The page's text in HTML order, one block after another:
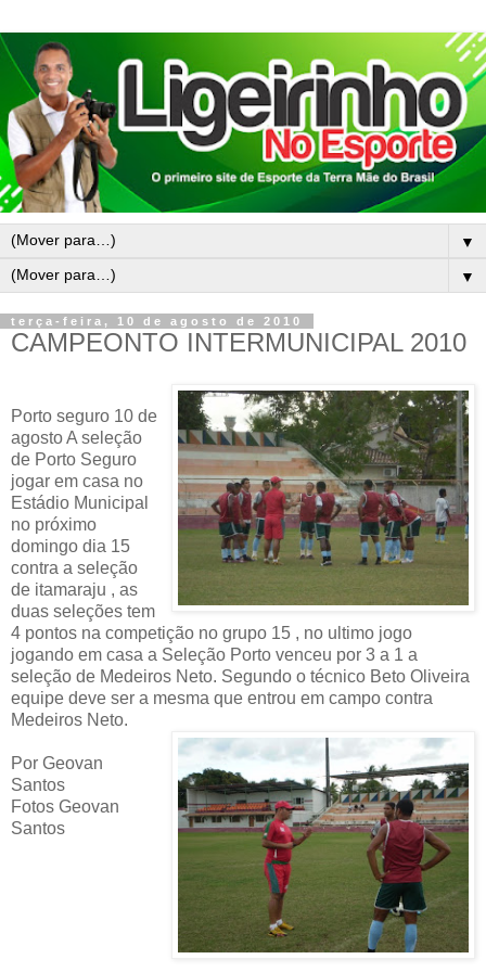
▼
▼
terça-feira, 10 de agosto de 2010
CAMPEONTO INTERMUNICIPAL 2010
Porto seguro 10 de
agosto A seleção
de Porto Seguro
jogar em casa no
Estádio Municipal
no próximo
domingo dia 15
contra a seleção
de itamaraju , as
duas seleções tem
4 pontos na competição no grupo 15 , no ultimo jogo
jogando em casa a Seleção Porto venceu por 3 a 1 a
seleção de Medeiros Neto. Segundo o técnico Beto Oliveira
equipe deve ser a mesma que entrou em campo contra
Medeiros Neto.
Por Geovan
Santos
Fotos Geovan
Santos